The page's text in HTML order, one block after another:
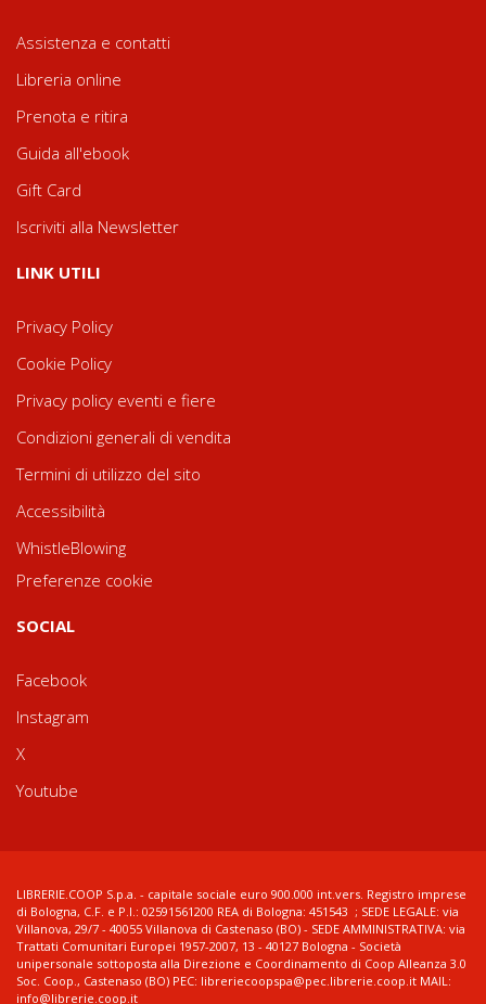
Assistenza e contatti
Libreria online
Prenota e ritira
Guida all'ebook
Gift Card
Iscriviti alla Newsletter
LINK UTILI
Privacy Policy
Cookie Policy
Privacy policy eventi e fiere
Condizioni generali di vendita
Termini di utilizzo del sito
Accessibilità
WhistleBlowing
Preferenze cookie
SOCIAL
Facebook
Instagram
X
Youtube
LIBRERIE.COOP S.p.a. - capitale sociale euro 900.000 int.vers. Registro imprese
di Bologna, C.F. e P.I.: 02591561200 REA di Bologna: 451543 ; SEDE LEGALE: via
Villanova, 29/7 - 40055 Villanova di Castenaso (BO) - SEDE AMMINISTRATIVA: via
Trattati Comunitari Europei 1957-2007, 13 - 40127 Bologna - Società
unipersonale sottoposta alla Direzione e Coordinamento di Coop Alleanza 3.0
Soc. Coop., Castenaso (BO) PEC: libreriecoopspa@pec.librerie.coop.it MAIL:
info@librerie.coop.it